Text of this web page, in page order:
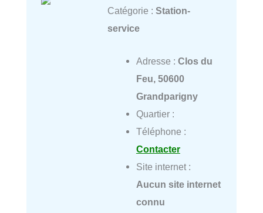
Catégorie : Station-
service
Adresse : Clos du
Feu, 50600
Grandparigny
Quartier :
Téléphone :
Contacter
Site internet :
Aucun site internet
connu